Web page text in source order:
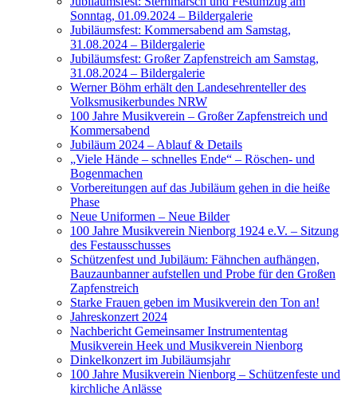
Sonntag, 01.09.2024 – Bildergalerie
Jubiläumsfest: Kommersabend am Samstag,
31.08.2024 – Bildergalerie
Jubiläumsfest: Großer Zapfenstreich am Samstag,
31.08.2024 – Bildergalerie
Werner Böhm erhält den Landesehrenteller des
Volksmusikerbundes NRW
100 Jahre Musikverein – Großer Zapfenstreich und
Kommersabend
Jubiläum 2024 – Ablauf & Details
„Viele Hände – schnelles Ende“ – Röschen- und
Bogenmachen
Vorbereitungen auf das Jubiläum gehen in die heiße
Phase
Neue Uniformen – Neue Bilder
100 Jahre Musikverein Nienborg 1924 e.V. – Sitzung
des Festausschusses
Schützenfest und Jubiläum: Fähnchen aufhängen,
Bauzaunbanner aufstellen und Probe für den Großen
Zapfenstreich
Starke Frauen geben im Musikverein den Ton an!
Jahreskonzert 2024
Nachbericht Gemeinsamer Instrumententag
Musikverein Heek und Musikverein Nienborg
Dinkelkonzert im Jubiläumsjahr
100 Jahre Musikverein Nienborg – Schützenfeste und
kirchliche Anlässe